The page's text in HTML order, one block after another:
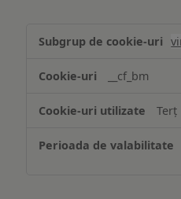
Asigurarea
funcționalităților
website-
ului
__cf_bm
Terț